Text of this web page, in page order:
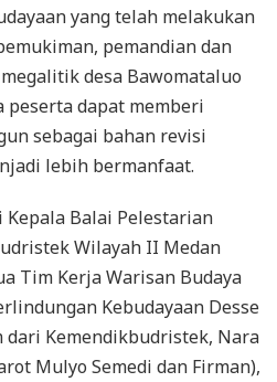
yang telah melakukan
pemandian dan
desa Bawomataluo
peserta dapat memberi
sebagai bahan revisi
lebih bermanfaat.
Balai Pelestarian
Wilayah II Medan
Tim Kerja Warisan Budaya
Kebudayaan Desse
dari Kemendikbudristek, Nara
Mulyo Semedi dan Firman),